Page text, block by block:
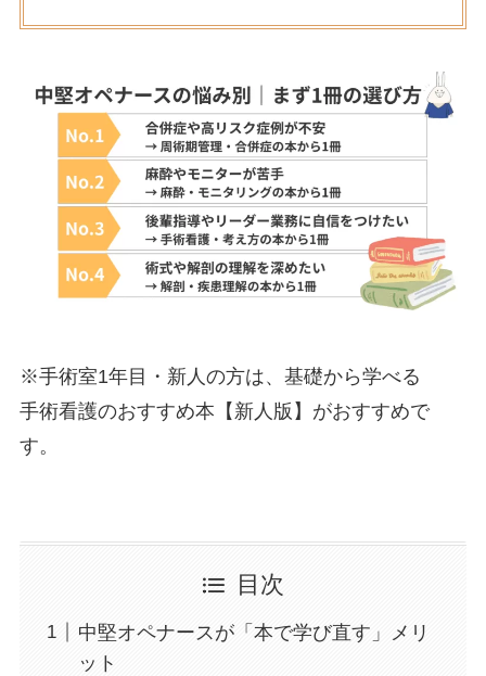
※手術室1年目・新人の方は、基礎から学べる
手術看護のおすすめ本【新人版】 がおすすめで
す。
目次
中堅オペナースが「本で学び直す」メリ
ット